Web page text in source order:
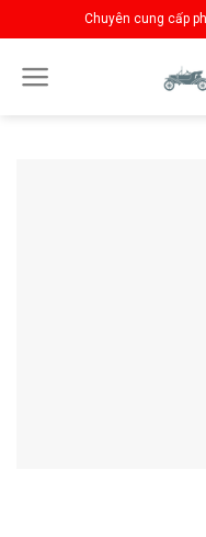
to
content
Chuyên cung cấp